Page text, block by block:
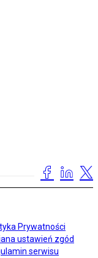
Prywatności
ustawień zgód
serwisu